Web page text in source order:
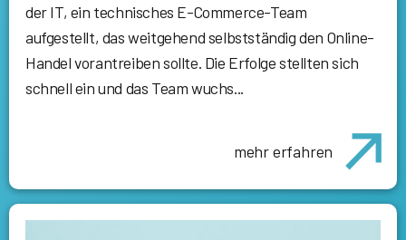
der IT, ein technisches E-Commerce-Team
aufgestellt, das weitgehend selbstständig den Online-
Handel vorantreiben sollte. Die Erfolge stellten sich
schnell ein und das Team wuchs...
mehr erfahren